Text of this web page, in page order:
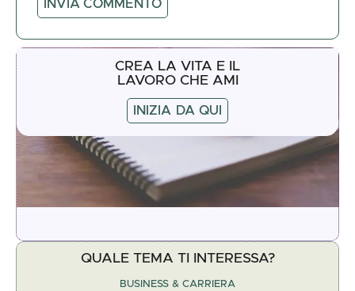
CREA LA VITA E IL
LAVORO CHE AMI
INIZIA DA QUI
QUALE TEMA TI INTERESSA?
BUSINESS & CARRIERA